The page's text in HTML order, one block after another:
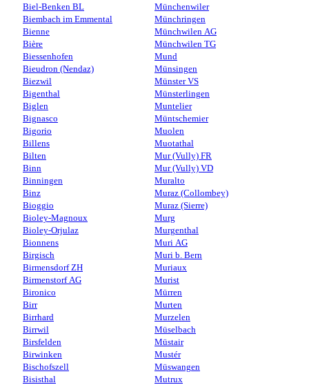
Biel-Benken BL
Biembach im Emmental
Bienne
Bière
Biessenhofen
Bieudron (Nendaz)
Biezwil
Bigenthal
Biglen
Bignasco
Bigorio
Billens
Bilten
Binn
Binningen
Binz
Bioggio
Bioley-Magnoux
Bioley-Orjulaz
Bionnens
Birgisch
Birmensdorf ZH
Birmenstorf AG
Bironico
Birr
Birrhard
Birrwil
Birsfelden
Birwinken
Bischofszell
Bisisthal
Münchenwiler
Münchringen
Münchwilen AG
Münchwilen TG
Mund
Münsingen
Münster VS
Münsterlingen
Muntelier
Müntschemier
Muolen
Muotathal
Mur (Vully) FR
Mur (Vully) VD
Muralto
Muraz (Collombey)
Muraz (Sierre)
Murg
Murgenthal
Muri AG
Muri b. Bern
Muriaux
Murist
Mürren
Murten
Murzelen
Müselbach
Müstair
Mustér
Müswangen
Mutrux